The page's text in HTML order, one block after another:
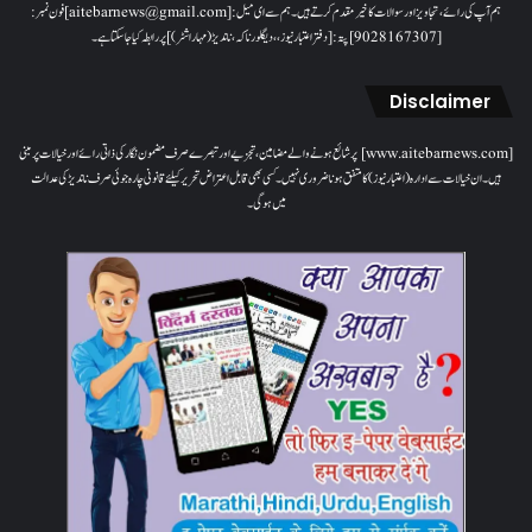
ہم آپ کی رائے، تجاویز اور سوالات کا خیرمقدم کرتے ہیں۔ ہم سےای میل: [aitebarnews@gmail.com]فون نمبر:
[9028167307]پتہ: [دفتر اعتبار نیوز، ، دیگلور ناکہ، ناندیڑ(مہاراشٹر) ] پر رابطہ کیا جاسکتا ہے۔
Disclaimer
[www.aitebarnews.com] پر شائع ہونے والے مضامین، تجزیے اور تبصرے صرف مضمون نگار کی ذاتی رائے اور خیالات پر مبنی
ہیں۔ ان خیالات سے ادارہ (اعتبار نیوز) کا متفق ہونا ضروری نہیں۔ کسی بھی قابل اعتراض تحریر کیلئے قانونی چارہ جوئی صرف ناندیڑ کی عدالت
میں ہوگی۔